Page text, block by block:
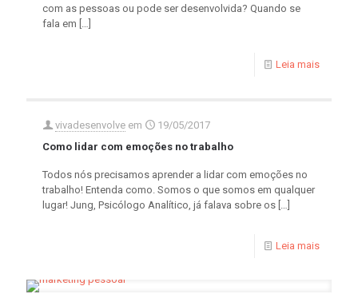
com as pessoas ou pode ser desenvolvida? Quando se
fala em
Leia mais
vivadesenvolve em
19/05/2017
Como lidar com emoções no trabalho
Todos nós precisamos aprender a lidar com emoções no
trabalho! Entenda como. Somos o que somos em qualquer
lugar! Jung, Psicólogo Analítico, já falava sobre os
Leia mais